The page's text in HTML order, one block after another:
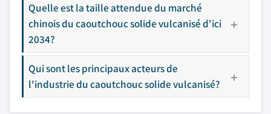
Quelle est la taille attendue du marché
chinois du caoutchouc solide vulcanisé d'ici
2034?
Qui sont les principaux acteurs de
l'industrie du caoutchouc solide vulcanisé?